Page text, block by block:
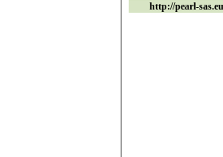
http://pearl-sas.eu